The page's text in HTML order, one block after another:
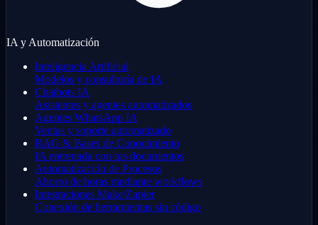
IA y Automatización
Inteligencia Artificial
Modelos y consultoría de IA
Chatbots IA
Asistentes y agentes automatizados
Agentes WhatsApp IA
Ventas y soporte automatizado
RAG & Bases de Conocimiento
IA entrenada con tus documentos
Automatización de Procesos
Ahorro de horas mediante workflows
Integraciones Make/Zapier
Conexión de herramientas sin código